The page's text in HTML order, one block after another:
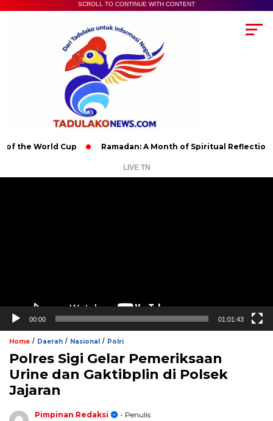
SCROLL TO CONTINUE WITH CONTENT
Cup Ramadan: A Month of Spiritual Reflection,
LIVE TN
00:00 01:01:43
Home / Daerah / Nasional / Polri
Polres Sigi Gelar Pemeriksaan
Urine dan Gaktibplin di Polsek
Jajaran
Pimpinan Redaksi
- Penulis